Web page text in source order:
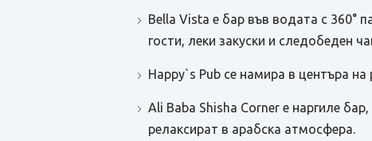
Bella Vista е бар във водата с 360°
гости, леки закуски и следобеден
Happy`s Pub се намира в центъра
Ali Baba Shisha Corner е наргиле
релаксират в арабска атмосфера.